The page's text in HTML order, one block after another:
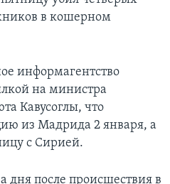
в кошерном
информагентство
на министра
Кавусоглы, что
из Мадрида 2 января, а
с Сирией.
дня после происшествия в